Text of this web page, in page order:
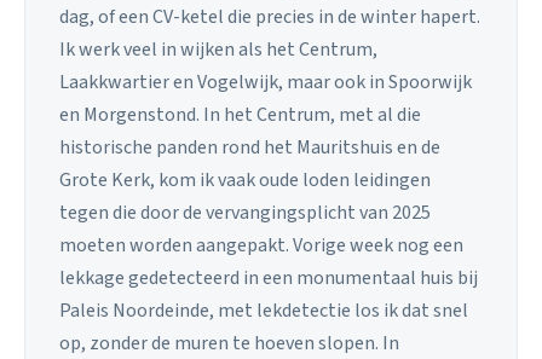
dag, of een CV-ketel die precies in de winter hapert.
Ik werk veel in wijken als het Centrum,
Laakkwartier en Vogelwijk, maar ook in Spoorwijk
en Morgenstond. In het Centrum, met al die
historische panden rond het Mauritshuis en de
Grote Kerk, kom ik vaak oude loden leidingen
tegen die door de vervangingsplicht van 2025
moeten worden aangepakt. Vorige week nog een
lekkage gedetecteerd in een monumentaal huis bij
Paleis Noordeinde, met lekdetectie los ik dat snel
op, zonder de muren te hoeven slopen. In